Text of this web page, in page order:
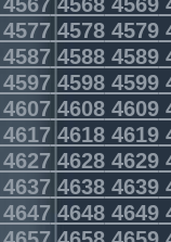
45784579
45884589
45984599
46084609
46184619
46284629
46384639
46484649